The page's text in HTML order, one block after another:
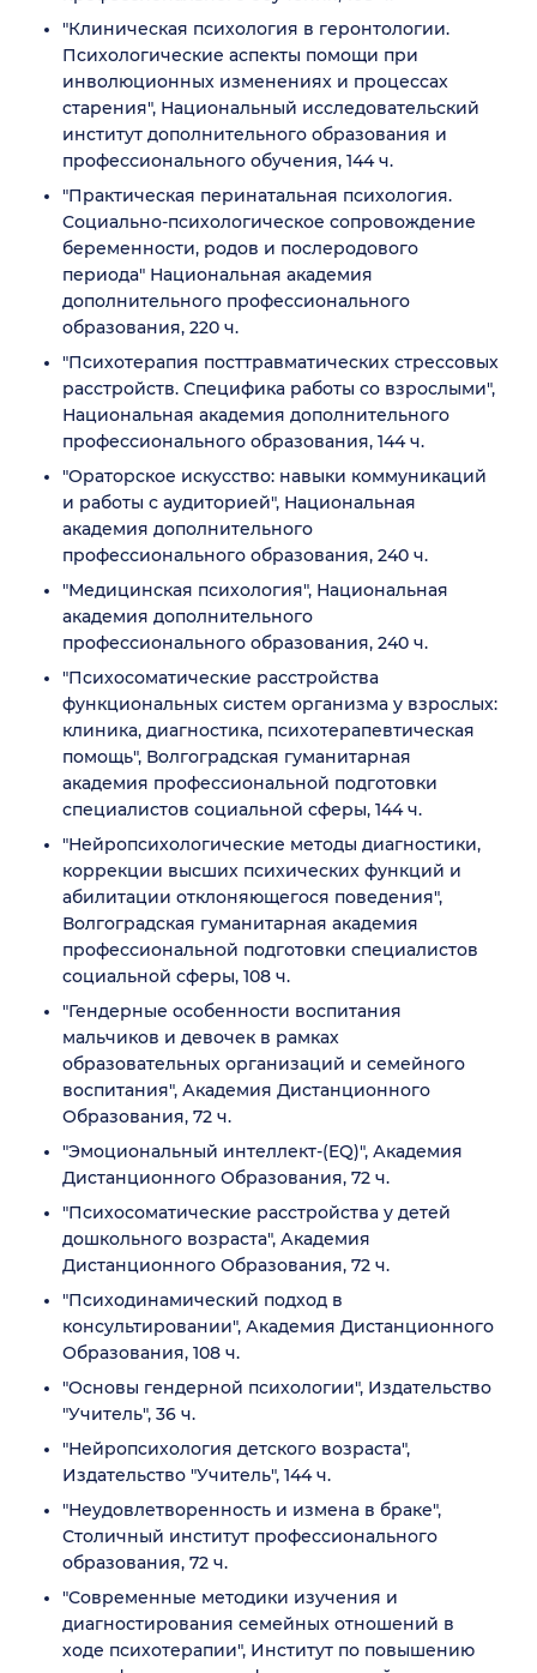
"Клиническая психология в геронтологии.
Психологические аспекты помощи при
инволюционных изменениях и процессах
старения", Национальный исследовательский
институт дополнительного образования и
профессионального обучения, 144 ч.
"Практическая перинатальная психология.
Социально-психологическое сопровождение
беременности, родов и послеродового
периода" Национальная академия
дополнительного профессионального
образования, 220 ч.
"Психотерапия посттравматических стрессовых
расстройств. Специфика работы со взрослыми",
Национальная академия дополнительного
профессионального образования, 144 ч.
"Ораторское искусство: навыки коммуникаций
и работы с аудиторией", Национальная
академия дополнительного
профессионального образования, 240 ч.
"Медицинская психология", Национальная
академия дополнительного
профессионального образования, 240 ч.
"Психосоматические расстройства
функциональных систем организма у взрослых:
клиника, диагностика, психотерапевтическая
помощь", Волгоградская гуманитарная
академия профессиональной подготовки
специалистов социальной сферы, 144 ч.
"Нейропсихологические методы диагностики,
коррекции высших психических функций и
абилитации отклоняющегося поведения",
Волгоградская гуманитарная академия
профессиональной подготовки специалистов
социальной сферы, 108 ч.
"Гендерные особенности воспитания
мальчиков и девочек в рамках
образовательных организаций и семейного
воспитания", Академия Дистанционного
Образования, 72 ч.
"Эмоциональный интеллект-(EQ)", Академия
Дистанционного Образования, 72 ч.
"Психосоматические расстройства у детей
дошкольного возраста", Академия
Дистанционного Образования, 72 ч.
"Психодинамический подход в
консультировании", Академия Дистанционного
Образования, 108 ч.
"Основы гендерной психологии", Издательство
"Учитель", 36 ч.
"Нейропсихология детского возраста",
Издательство "Учитель", 144 ч.
"Неудовлетворенность и измена в браке",
Столичный институт профессионального
образования, 72 ч.
"Современные методики изучения и
диагностирования семейных отношений в
ходе психотерапии", Институт по повышению